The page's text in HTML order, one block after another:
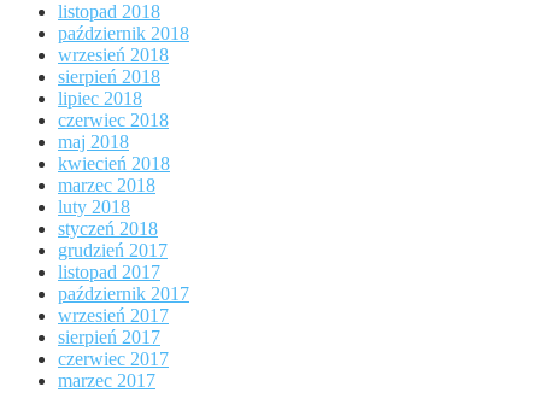
listopad 2018
październik 2018
wrzesień 2018
sierpień 2018
lipiec 2018
czerwiec 2018
maj 2018
kwiecień 2018
marzec 2018
luty 2018
styczeń 2018
grudzień 2017
listopad 2017
październik 2017
wrzesień 2017
sierpień 2017
czerwiec 2017
marzec 2017